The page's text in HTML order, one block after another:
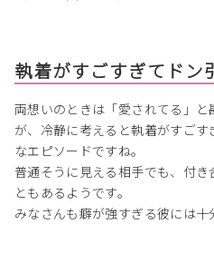
執着がすごすぎてド
両想いのときは「愛されてる」
が、冷静に考えると執着がすご
なエピソードですね。
普通そうに見える相手でも、付
ともあるようです。
みなさんも癖が強すぎる彼には十